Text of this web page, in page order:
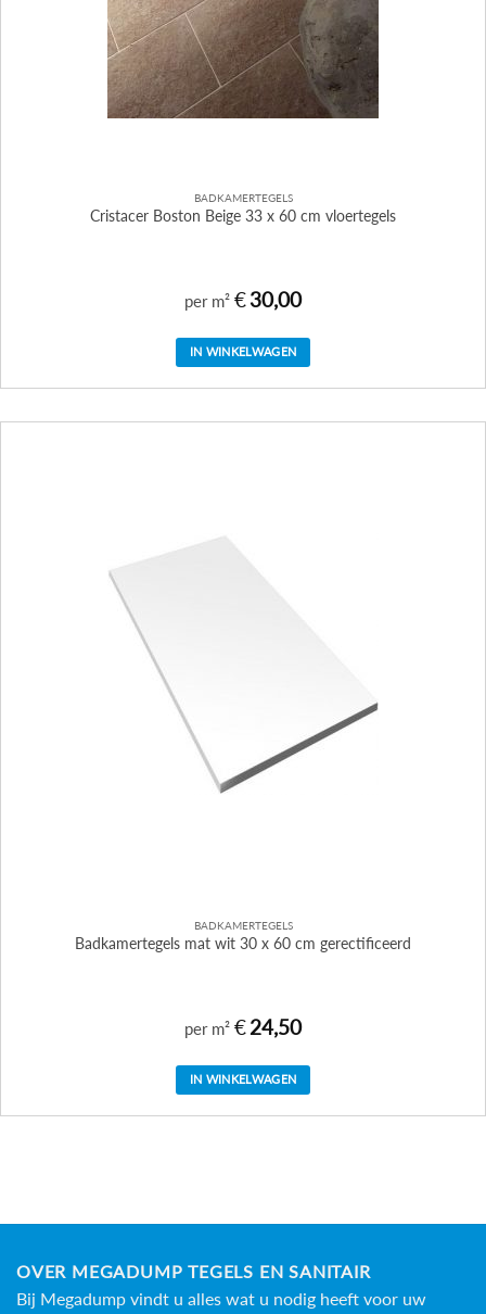
BADKAMERTEGELS
Cristacer Boston Beige 33 x 60 cm vloertegels
per m² €30,00
IN WINKELWAGEN
BADKAMERTEGELS
Badkamertegels mat wit 30 x 60 cm gerectificeerd
per m² €24,50
IN WINKELWAGEN
OVER MEGADUMP TEGELS EN SANITAIR
Bij Megadump vindt u alles wat u nodig heeft voor uw